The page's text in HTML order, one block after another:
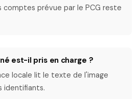
prévue par le PCG reste
est-il pris en charge ?
locale lit le texte de l'image
identifiants.